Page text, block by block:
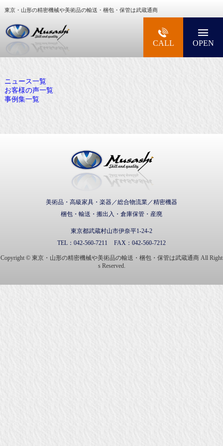
東京・山形の精密機械や美術品の輸送・梱包・保管は武蔵通商
大型精密機械・美術品・高級楽器の梱包・輸送
CALL OPEN
ニュース一覧
お客様の声一覧
事例集一覧
美術品・高級家具・楽器／総合物流業／精密機器
梱包・輸送・搬出入・倉庫保管・産廃
東京都武蔵村山市伊奈平1-24-2
TEL： 042-560-7211 FAX： 042-560-7212
Copyright © 東京・山形の精密機械や美術品の輸送・梱包・保管は武蔵通商 All Right
s Reserved.